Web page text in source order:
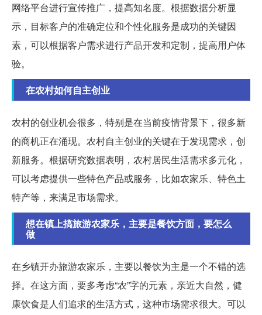
网络平台进行宣传推广，提高知名度。根据数据分析显
示，目标客户的准确定位和个性化服务是成功的关键因
素，可以根据客户需求进行产品开发和定制，提高用户体
验。
在农村如何自主创业
农村的创业机会很多，特别是在当前疫情背景下，很多新
的商机正在涌现。农村自主创业的关键在于发现需求，创
新服务。根据研究数据表明，农村居民生活需求多元化，
可以考虑提供一些特色产品或服务，比如农家乐、特色土
特产等，来满足市场需求。
想在镇上搞旅游农家乐，主要是餐饮方面，要怎么
做
在乡镇开办旅游农家乐，主要以餐饮为主是一个不错的选
择。在这方面，要多考虑“农”字的元素，亲近大自然，健
康饮食是人们追求的生活方式，这种市场需求很大。可以